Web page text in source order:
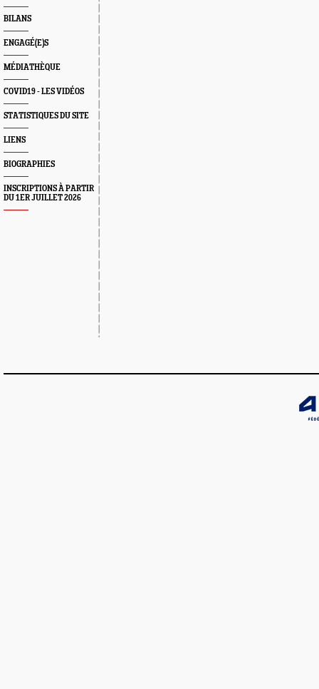
BILANS
ENGAGÉ(E)S
MÉDIATHÈQUE
COVID19 - LES VIDÉOS
STATISTIQUES DU SITE
LIENS
BIOGRAPHIES
INSCRIPTIONS À PARTIR
DU 1ER JUILLET 2026